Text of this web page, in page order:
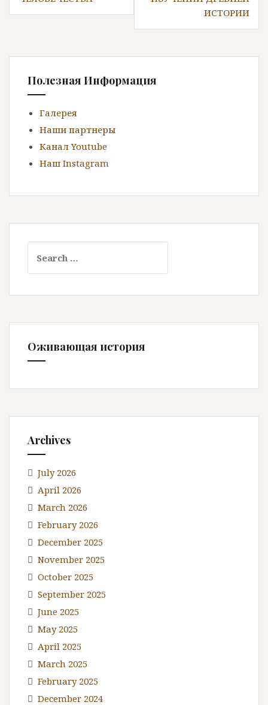
s
n
i
n
ИСТОРИИ
Полезная Информация
Галерея
Наши партнеры
Канал Youtube
Наш Instagram
a
h
o
r
Оживающая история
Archives
July 2026
April 2026
March 2026
February 2026
December 2025
November 2025
October 2025
September 2025
June 2025
May 2025
April 2025
March 2025
February 2025
December 2024